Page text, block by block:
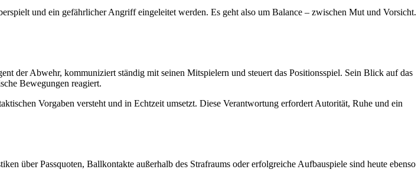
und ein gefährlicher Angriff eingeleitet werden. Es geht also um Balance – zwischen Mut und Vorsicht.
der Abwehr, kommuniziert ständig mit seinen Mitspielern und steuert das Positionsspiel. Sein Blick auf das
Bewegungen reagiert.
Vorgaben versteht und in Echtzeit umsetzt. Diese Verantwortung erfordert Autorität, Ruhe und ein
über Passquoten, Ballkontakte außerhalb des Strafraums oder erfolgreiche Aufbauspiele sind heute ebenso